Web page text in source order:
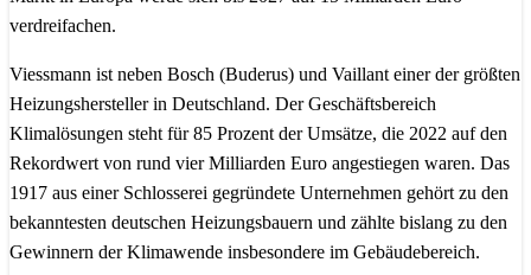
verdreifachen.
Viessmann ist neben Bosch (Buderus) und Vaillant einer der größten
Heizungshersteller in Deutschland. Der Geschäftsbereich
Klimalösungen steht für 85 Prozent der Umsätze, die 2022 auf den
Rekordwert von rund vier Milliarden Euro angestiegen waren. Das
1917 aus einer Schlosserei gegründete Unternehmen gehört zu den
bekanntesten deutschen Heizungsbauern und zählte bislang zu den
Gewinnern der Klimawende insbesondere im Gebäudebereich.